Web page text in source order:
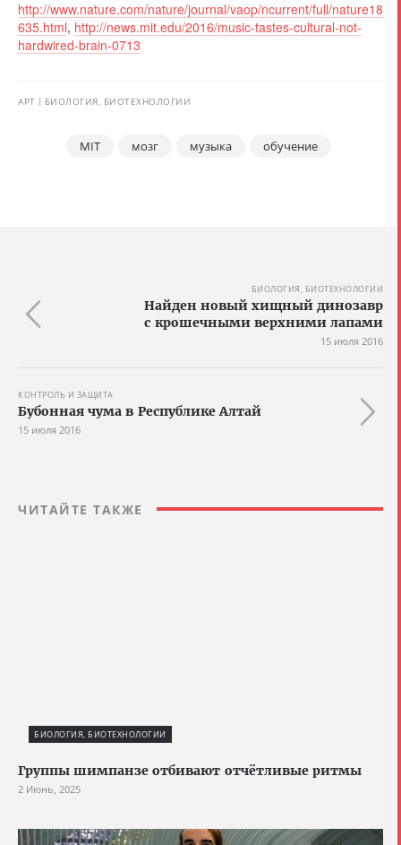
http://www.nature.com/nature/journal/vaop/ncurrent/full/nature18
635.html, http://news.mit.edu/2016/music-tastes-cultural-not-
hardwired-brain-0713
АРТ БИОЛОГИЯ, БИОТЕХНОЛОГИИ
MIT мозг музыка обучение
БИОЛОГИЯ, БИОТЕХНОЛОГИИ
Найден новый хищный динозавр
с крошечными верхними лапами
15 июля 2016
КОНТРОЛЬ И ЗАЩИТА
Бубонная чума в Республике Алтай
15 июля 2016
ЧИТАЙТЕ ТАКЖЕ
БИОЛОГИЯ, БИОТЕХНОЛОГИИ
Группы шимпанзе отбивают отчётливые ритмы
2 Июнь, 2025